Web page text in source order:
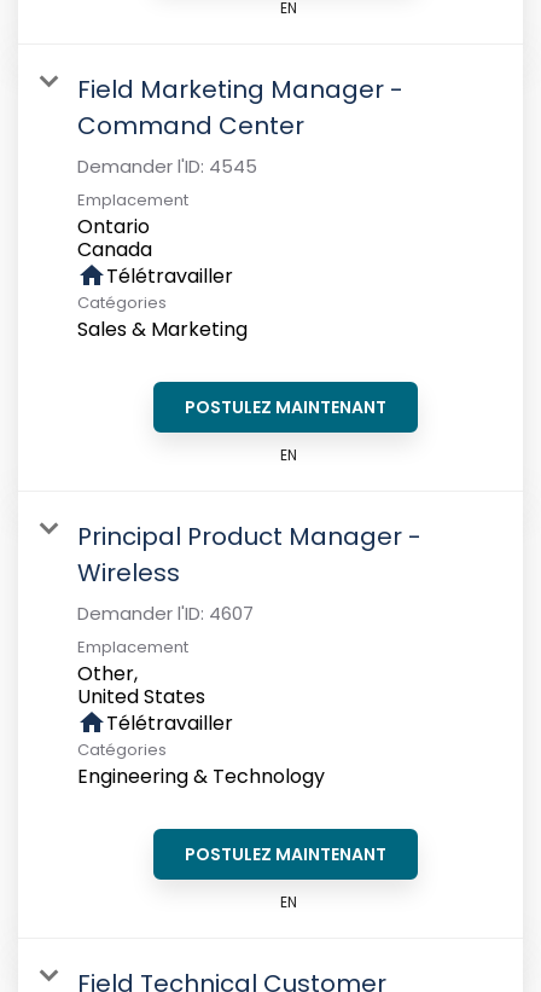
EN
Field Marketing Manager -
Command Center
Demander l'ID: 4545
Emplacement
Ontario
homeTélétravailler
Catégories
Sales & Marketing
POSTULEZ MAINTENANT
EN
Principal Product Manager -
Wireless
Demander l'ID: 4607
Emplacement
Other,
homeTélétravailler
Catégories
Engineering & Technology
POSTULEZ MAINTENANT
EN
Field Technical Customer